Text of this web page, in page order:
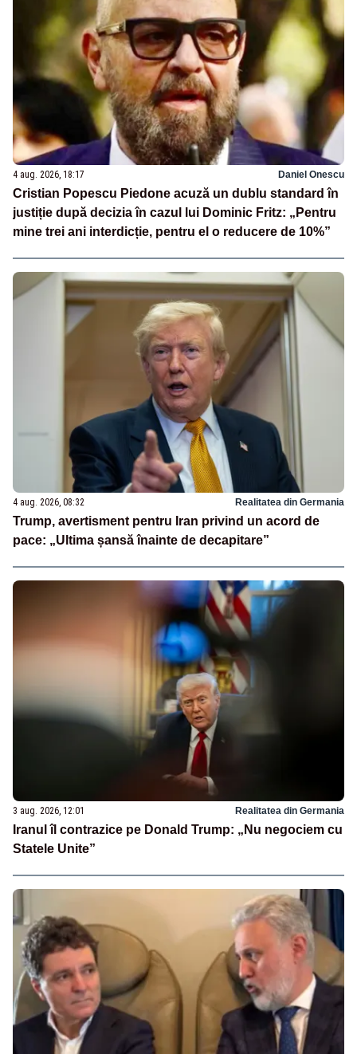
4 aug. 2026, 18:17 Daniel Onescu
Cristian Popescu Piedone acuză un dublu standard în
justiție după decizia în cazul lui Dominic Fritz: „Pentru
mine trei ani interdicție, pentru el o reducere de 10%”
4 aug. 2026, 08:32 Realitatea din Germania
Trump, avertisment pentru Iran privind un acord de
pace: „Ultima șansă înainte de decapitare”
3 aug. 2026, 12:01 Realitatea din Germania
Iranul îl contrazice pe Donald Trump: „Nu negociem cu
Statele Unite”